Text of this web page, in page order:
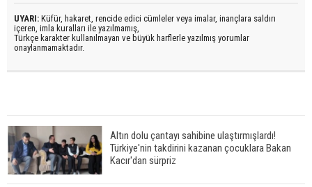
UYARI: Küfür, hakaret, rencide edici cümleler veya imalar, inançlara saldırı
içeren, imla kuralları ile yazılmamış,
Türkçe karakter kullanılmayan ve büyük harflerle yazılmış yorumlar
onaylanmamaktadır.
Altın dolu çantayı sahibine ulaştırmışlardı!
Türkiye'nin takdirini kazanan çocuklara Bakan
Kacır'dan sürpriz